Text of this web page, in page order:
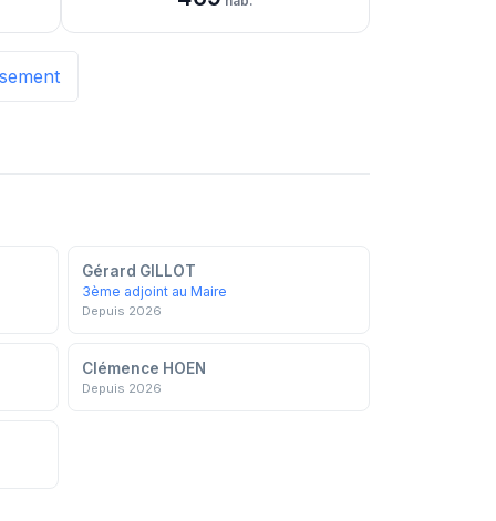
Gérard GILLOT
3ème adjoint au Maire
Depuis 2026
Clémence HOEN
Depuis 2026